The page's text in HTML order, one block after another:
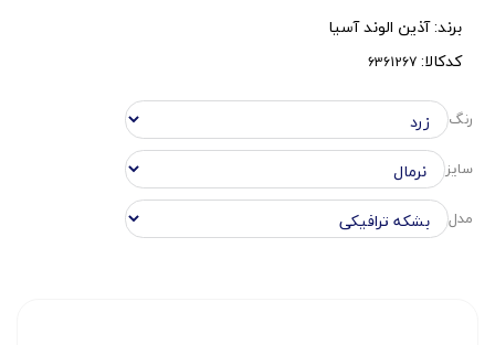
برند:آذین الوند آسیا
کدکالا:
رنگ
سایز
مدل